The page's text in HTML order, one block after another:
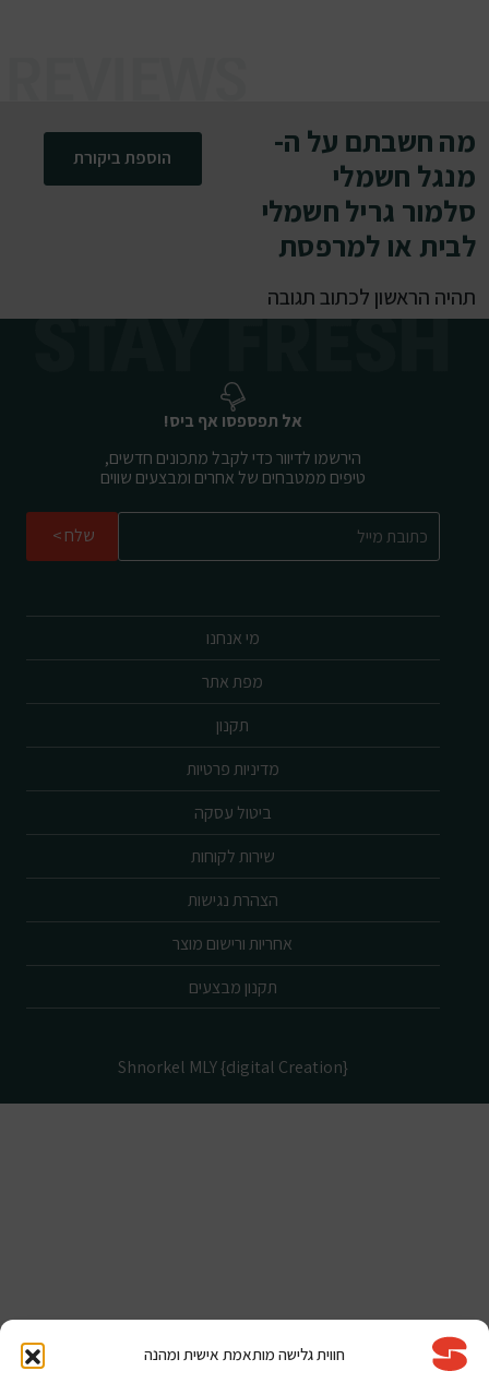
חווית גלישה מותאמת אישית ומהנה
מה חשבתם על ה-
מנגל חשמלי
סלמור גריל חשמלי
לבית או למרפסת
תהיה הראשון לכתוב תגובה
הוספת ביקורת
מי אנחנו
מפת אתר
תקנון
מדיניות פרטיות
ביטול עסקה
שירות לקוחות
הצהרת נגישות
אחריות ורישום מוצר
תקנון מבצעים
אל תפספסו אף ביס!
הירשמו לדיוור כדי לקבל מתכונים חדשים,
טיפים ממטבחים של אחרים ומבצעים שווים
שלח
Shnorkel MLY {digital Creation}